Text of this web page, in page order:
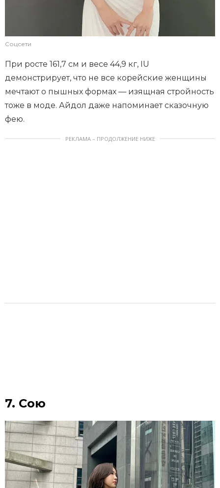
Соцсети
При росте 161,7 см и весе 44,9 кг, IU
демонстрирует, что не все корейские женщины
мечтают о пышных формах — изящная стройность
тоже в моде. Айдол даже напоминает сказочную
фею.
РЕКЛАМА – ПРОДОЛЖЕНИЕ НИЖЕ
7. Сою